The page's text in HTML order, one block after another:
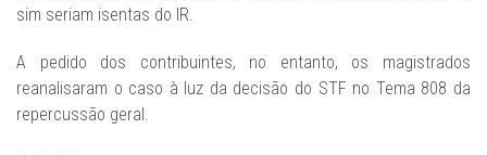
sim seriam isentas do IR.
A pedido dos contribuintes, no entanto, os magistrados
reanalisaram o caso à luz da decisão do STF no Tema 808 da
repercussão geral.